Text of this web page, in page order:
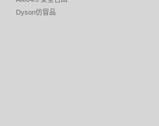
Dyson仿冒品